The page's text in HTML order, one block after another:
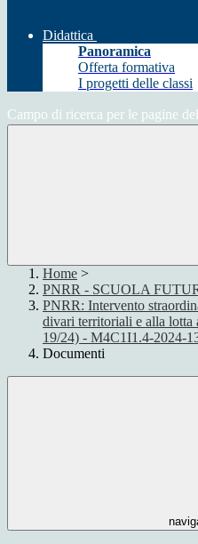
Didattica
Panoramica
Offerta formativa
I progetti delle classi
Campo di ricerca per le pagine
Home >
PNRR - SCUOLA
PNRR: Intervento
divari territoriali e alla lotta
19/24) - M4C1I1.4-2024-
Documenti